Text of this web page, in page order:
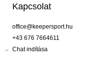
Kapcsolat
office@keepersport.hu
+43 676 7664611
Chat indítása